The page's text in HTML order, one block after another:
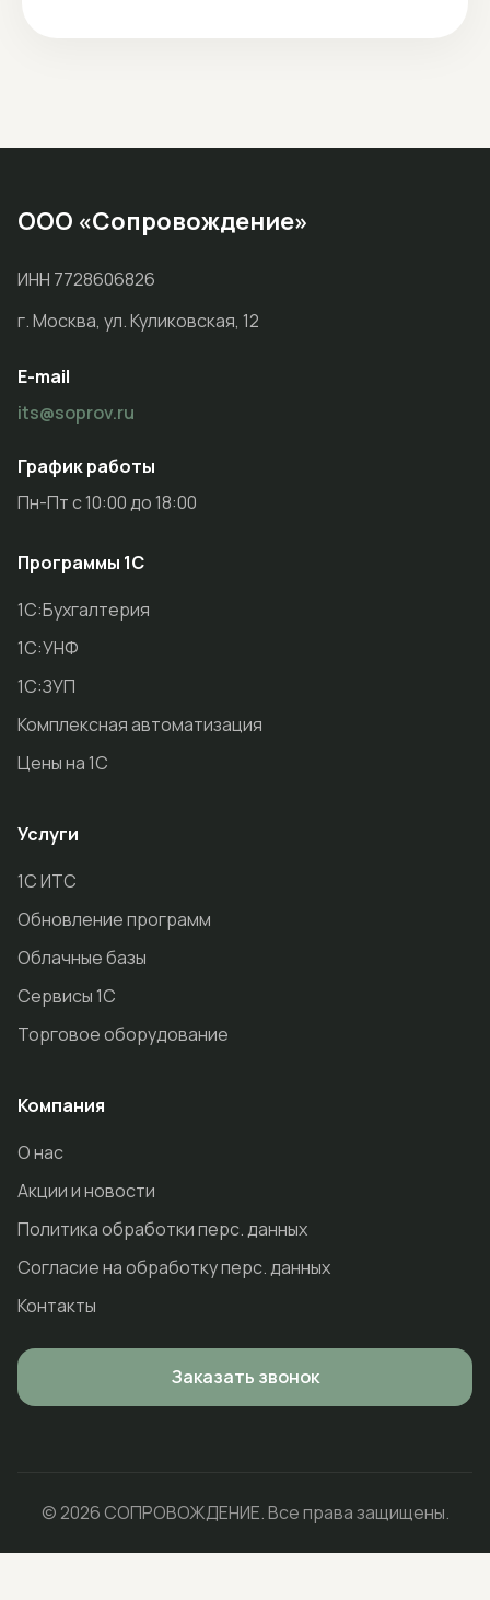
ООО «Сопровождение»
ИНН 7728606826
г. Москва, ул. Куликовская, 12
E-mail
its@soprov.ru
График работы
Пн-Пт с 10:00 до 18:00
Программы 1С
1С:Бухгалтерия
1С:УНФ
1С:ЗУП
Комплексная автоматизация
Цены на 1С
Услуги
1С ИТС
Обновление программ
Облачные базы
Сервисы 1С
Торговое оборудование
Компания
О нас
Акции и новости
Политика обработки перс. данных
Согласие на обработку перс. данных
Контакты
Заказать звонок
© 2026 СОПРОВОЖДЕНИЕ. Все права защищены.